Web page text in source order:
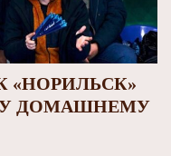
«НОРИЛЬСК»
ДОМАШНЕМУ